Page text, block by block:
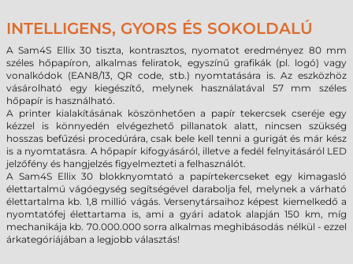
INTELLIGENS, GYORS ÉS SOKOLDALÚ
A Sam4S Ellix 30 tiszta, kontrasztos, nyomatot eredményez 80 mm
széles hőpapíron, alkalmas feliratok, egyszínű grafikák (pl. logó) vagy
vonalkódok (EAN8/13, QR code, stb.) nyomtatására is. Az eszközhöz
vásárolható egy kiegészítő, melynek használatával 57 mm széles
hőpapír is használható.
A printer kialakításának köszönhetően a papír tekercsek cseréje egy
kézzel is könnyedén elvégezhető pillanatok alatt, nincsen szükség
hosszas befűzési procedúrára, csak bele kell tenni a gurigát és már kész
is a nyomtatásra. A hőpapír kifogyásáról, illetve a fedél felnyitásáról LED
jelzőfény és hangjelzés figyelmezteti a felhasználót.
A Sam4S Ellix 30 blokknyomtató a papírtekercseket egy kimagasló
élettartalmú vágóegység segítségével darabolja fel, melynek a várható
élettartalma kb. 1,8 millió vágás. Versenytársaihoz képest kiemelkedő a
nyomtatófej élettartama is, ami a gyári adatok alapján 150 km, míg
mechanikája kb. 70.000.000 sorra alkalmas meghibásodás nélkül - ezzel
árkategóriájában a legjobb választás!